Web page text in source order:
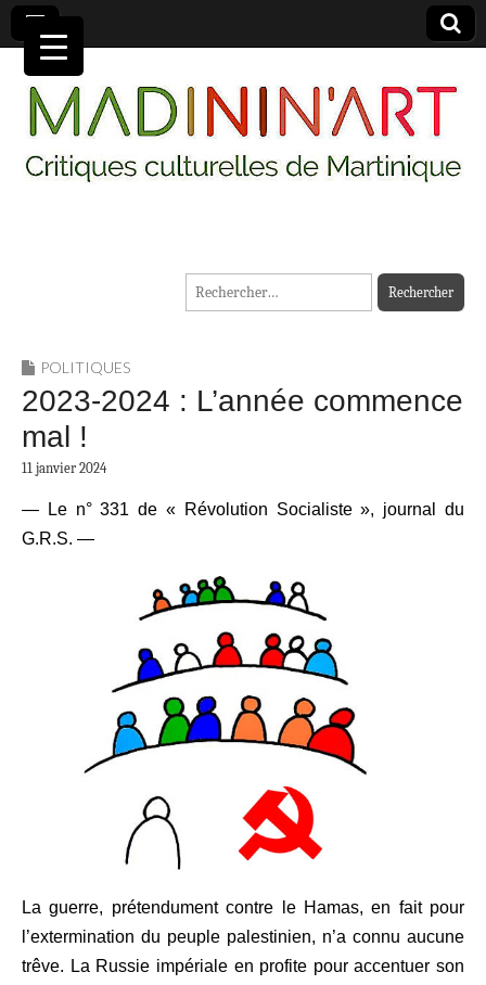
MADININ'ART
Rechercher :
POLITIQUES
2023-2024 : L’année commence
mal !
11 janvier 2024
— Le n° 331 de « Révolution Socialiste », journal du
G.R.S. —
La guerre, prétendument contre le Hamas, en fait pour
l’extermination du peuple palestinien, n’a connu aucune
trêve. La Russie impériale en profite pour accentuer son